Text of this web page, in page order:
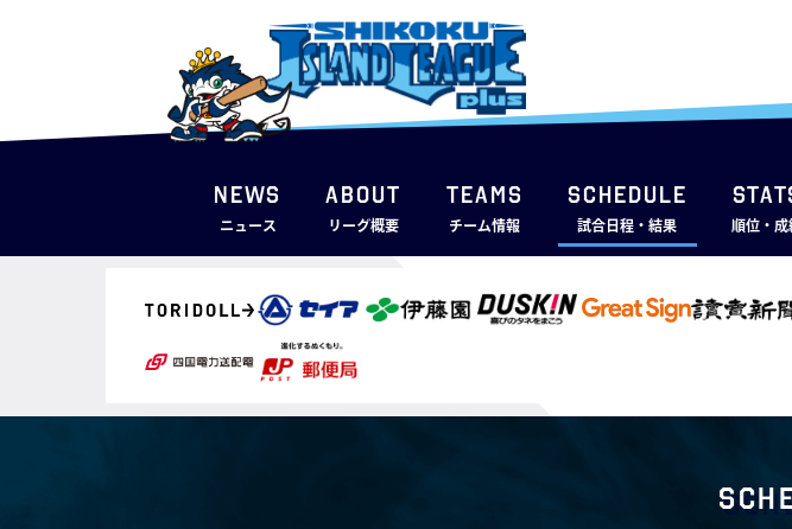
NEWS
ニュース
ABOUT
リーグ概要
TEAMS
チーム情報
SCHEDULE
試合日程・結果 順位・成